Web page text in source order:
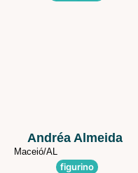
Andréa Almeida
Maceió/AL
figurino